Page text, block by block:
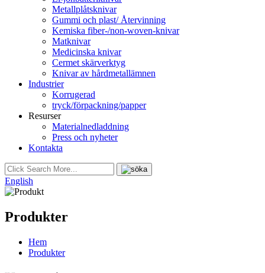
Metallplåtsknivar
Gummi och plast/ Återvinning
Kemiska fiber-/non-woven-knivar
Matknivar
Medicinska knivar
Cermet skärverktyg
Knivar av hårdmetallämnen
Industrier
Korrugerad
tryck/förpackning/papper
Resurser
Materialnedladdning
Press och nyheter
Kontakta
English
Produkter
Hem
Produkter